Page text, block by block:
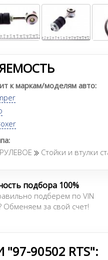
к маркам/моделям авто:
Стойки и втулки
подбора 100%
подберем по VIN
Обменяем за свой счет!
90502 RTS":